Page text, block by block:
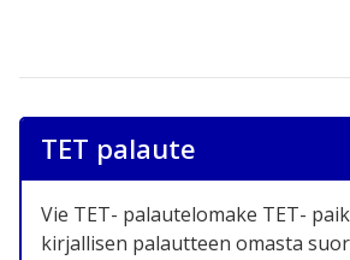
TET palaute
Vie TET- palautelomake TET-
kirjallisen palautteen omasta